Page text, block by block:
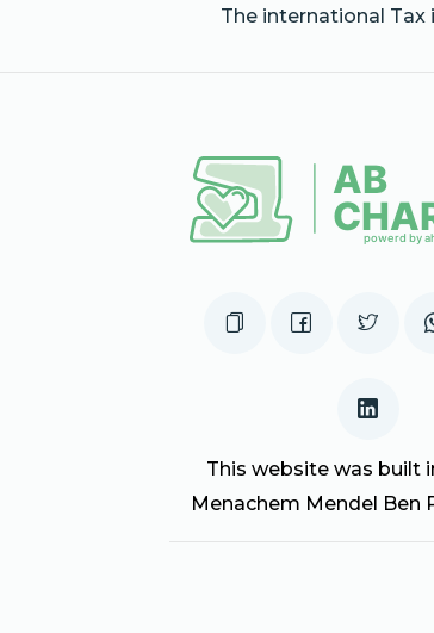
The international
This website was built
Menachem Mendel Ben